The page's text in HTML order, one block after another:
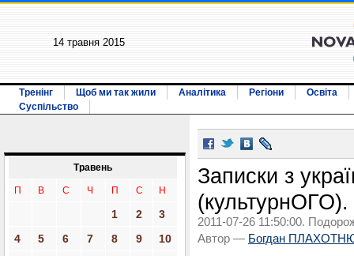
14 травня 2015
Тренінг Щоб ми так жили Аналітика Регіони
Освіта
Суспільство
Травень
П В С Ч П С Н
1 2
3
4
5 6 7 8 9
10
Записки з
2011-07-26 11:50:00.
Автор — Богдан